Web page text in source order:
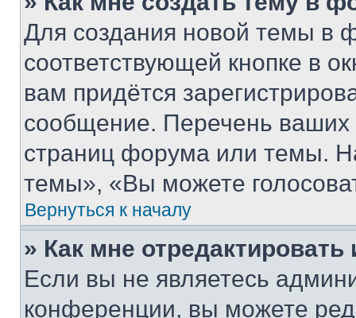
Для создания новой темы в
соответствующей кнопке в
вам придётся
сообщение. Перечень ваших
страниц форума или темы.
темы», «Вы можете
Вернуться к началу
» Как мне
Если вы не являетесь
конференции, вы можете